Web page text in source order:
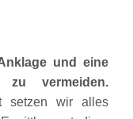
und eine
zu vermeiden.
setzen wir alles